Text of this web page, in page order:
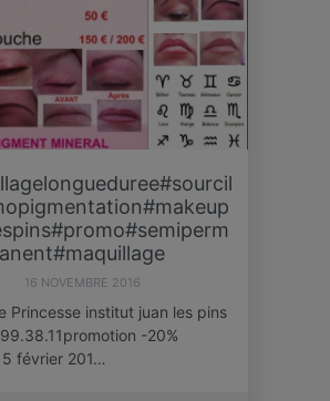
anent#maquillage
16 NOVEMBRE 2016
Princesse institut juan les pins
-20%
février 201…